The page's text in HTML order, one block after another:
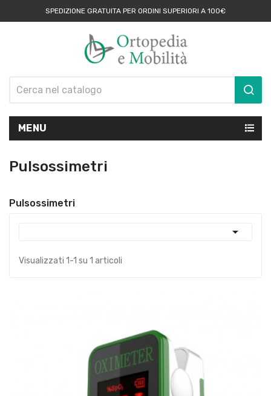
SPEDIZIONE GRATUITA PER ORDINI SUPERIORI A 100€
MENU
Pulsossimetri
Pulsossimetri

Visualizzati 1-1 su 1 articoli